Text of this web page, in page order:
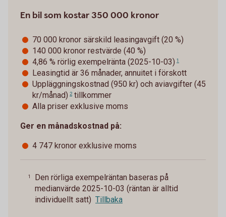
En bil som kostar 350 000 kronor
70 000 kronor särskild leasingavgift (20 %)
140 000 kronor restvärde (40 %)
4,86 % rörlig exempelränta (2025-10-03) 1
Leasingtid är 36 månader, annuitet i förskott
Uppläggningskostnad (950 kr) och aviavgifter (45
kr/månad) 2tillkommer
Alla priser exklusive moms
Ger en månadskostnad på:
4 747 kronor exklusive moms
1
Den rörliga exempelräntan baseras på
medianvärde 2025-10-03 (räntan är alltid
individuellt satt) Tillbaka